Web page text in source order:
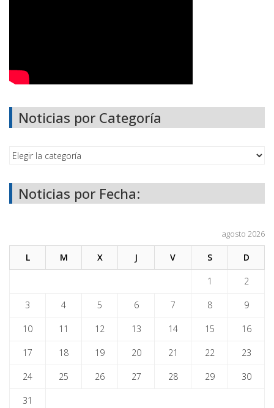
Noticias por Categoría
Noticias por Fecha:
agosto 2026
L M X J V S D
1 2
3 4 5 6 7 8 9
10 11 12 13 14 15 16
17 18 19 20 21 22 23
24 25 26 27 28 29 30
31